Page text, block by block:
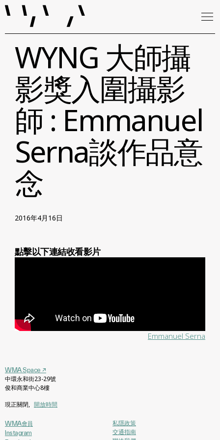
WYNG 大師攝
影獎入圍攝影
師 : Emmanuel
Serna談作品意
念
2016年4月16日
點擊以下連結收看影片
Emmanuel Serna
WMA Space ↗
中環永和街23-29號
俊和商業中心8樓
現正關閉, 開放時間
WMA會員
Instagram
私隱政策
交通指南